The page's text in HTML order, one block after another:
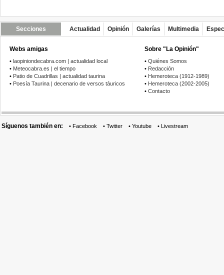
Secciones Actualidad Opinión Galerías Multimedia
Webs amigas
• laopiniondecabra.com | actualidad local
• Meteocabra.es | el tiempo
• Patio de Cuadrillas | actualidad taurina
• Poesía Taurina | decenario de versos táuricos
Sobre "La Opinión"
• Quiénes Somos
• Redacción
• Hemeroteca (1912-1989)
• Hemeroteca (2002-2005)
• Contacto
Síguenos también en: • Facebook • Twitter • Youtube • Livestream